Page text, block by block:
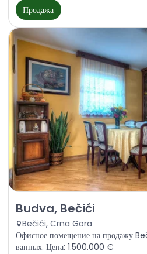
Продажа
Продажа - Офисное помещение
Budva, Bečići
Bečići, Crna Gora
Офисное помещение на продажу
ванных. Цена: 1.500.000 €